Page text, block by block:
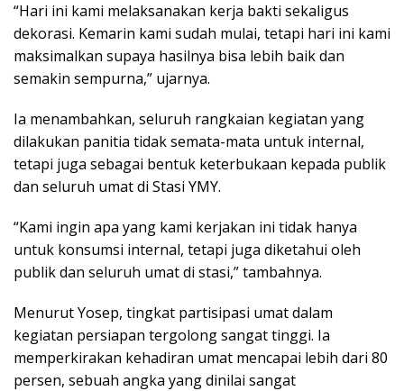
“Hari ini kami melaksanakan kerja bakti sekaligus
dekorasi. Kemarin kami sudah mulai, tetapi hari ini kami
maksimalkan supaya hasilnya bisa lebih baik dan
semakin sempurna,” ujarnya.
Ia menambahkan, seluruh rangkaian kegiatan yang
dilakukan panitia tidak semata-mata untuk internal,
tetapi juga sebagai bentuk keterbukaan kepada publik
dan seluruh umat di Stasi YMY.
“Kami ingin apa yang kami kerjakan ini tidak hanya
untuk konsumsi internal, tetapi juga diketahui oleh
publik dan seluruh umat di stasi,” tambahnya.
Menurut Yosep, tingkat partisipasi umat dalam
kegiatan persiapan tergolong sangat tinggi. Ia
memperkirakan kehadiran umat mencapai lebih dari 80
persen, sebuah angka yang dinilai sangat